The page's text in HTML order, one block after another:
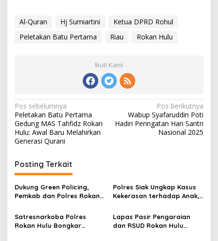
Al-Quran Hj Sumiartini
Ketua DPRD Rohul
Peletakan Batu Pertama
Riau Rokan Hulu
Ikuti Kami
Navigasi
pos
Pos sebelumnya
Peletakan Batu Pertama
Gedung MAS Tahfidz Rokan
Hulu: Awal Baru Melahirkan
Generasi Qurani
Pos berikutnya
Wabup Syafaruddin Poti
Hadiri Peringatan Hari Santri
Nasional 2025
Posting Terkait
Dukung Green Policing,
Pemkab dan Polres Rokan
Lingkungan Hidup
Polres Siak Ungkap Kasus
Kekerasan terhadap Anak,
Satresnarkoba Polres
Rokan Hulu Bongkar
Lapas Pasir Pengaraian
dan RSUD Rokan Hulu